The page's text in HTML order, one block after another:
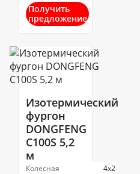
Получить
предложение
Изотермический
фургон
DONGFENG
C100S 5,2
м
Колесная
4х2